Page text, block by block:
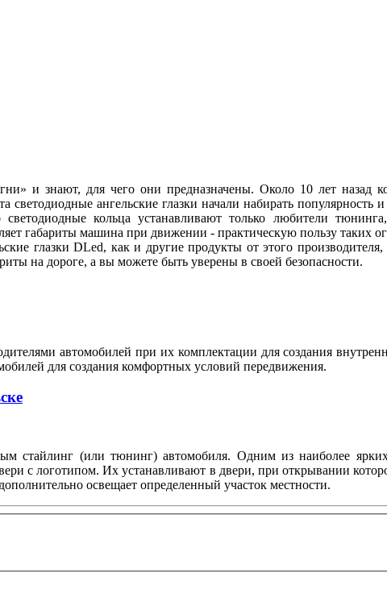
и знают, для чего они предназначены. Около 10 лет
светодиодные ангельские глазки начали набирать
кольца устанавливают только любители
габариты машина при движении - практическую пользу таких
глазки DLed, как и другие продукты от этого
на дороге, а вы можете быть уверены в своей безопасности.
автомобилей при их комплектации для создания
для создания комфортных условий передвижения.
стайлинг (или тюнинг) автомобиля. Одним из наиболее
с логотипом. Их устанавливают в двери, при открывании
освещает определенный участок местности.